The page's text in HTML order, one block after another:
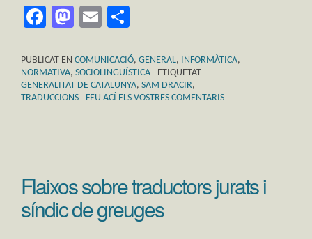
Facebook
Mastodon
Email
PUBLICAT EN COMUNICACIÓ, GENERAL, INFORMÀTICA,
NORMATIVA, SOCIOLINGÜÍSTICA
ETIQUETAT
GENERALITAT DE CATALUNYA, SAM DRACIR,
TRADUCCIONS
FEU ACÍ ELS VOSTRES COMENTARIS
Flaixos sobre traductors jurats i
síndic de greuges